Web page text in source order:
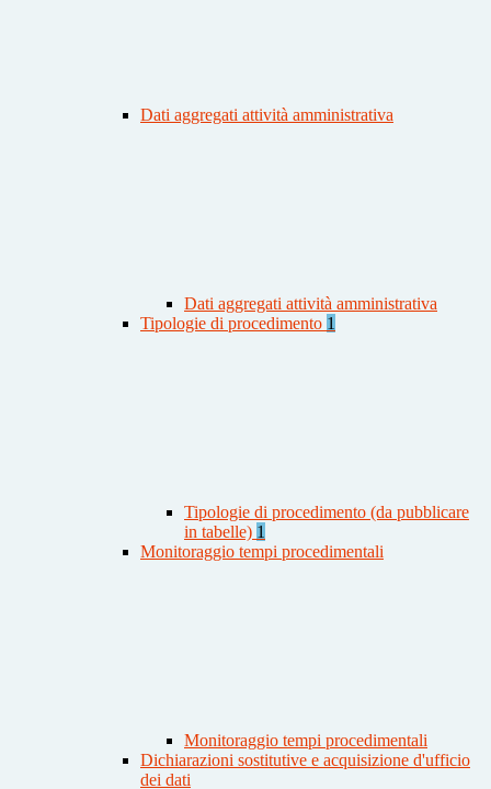
Dati aggregati attività amministrativa
Dati aggregati attività amministrativa
Tipologie di procedimento 1
Tipologie di procedimento (da pubblicare
in tabelle) 1
Monitoraggio tempi procedimentali
Monitoraggio tempi procedimentali
Dichiarazioni sostitutive e acquisizione d'ufficio
dei dati